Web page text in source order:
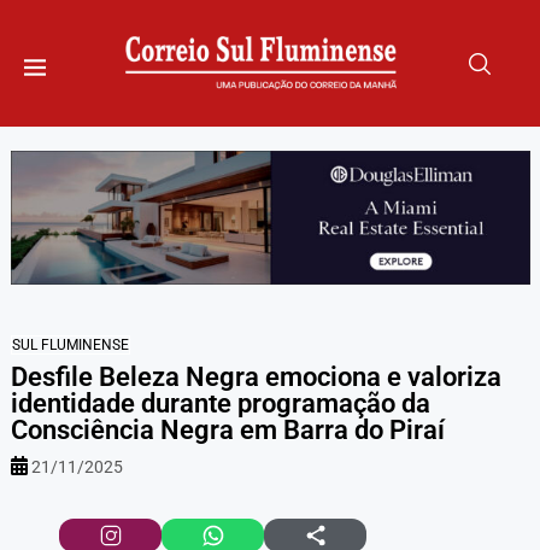
SUL FLUMINENSE
Desfile Beleza Negra emociona e valoriza
identidade durante programação da
Consciência Negra em Barra do Piraí
21/11/2025